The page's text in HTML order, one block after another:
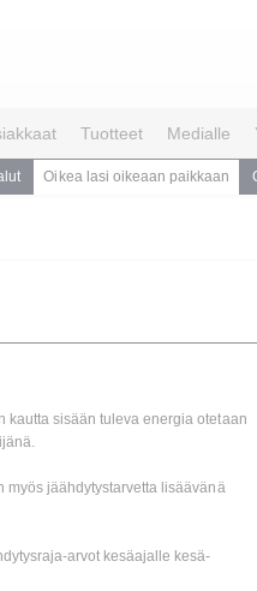
Tuotteet Medialle
Oikea lasi oikeaan paikkaan
kautta sisään tuleva energia otetaan
jäähdytystarvetta lisäävänä
arvot kesäajalle kesä-